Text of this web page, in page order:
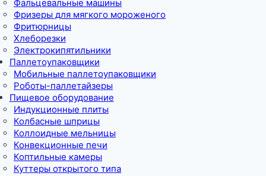
Фальцевальные машины
Фризеры для мягкого мороженого
Фритюрницы
Хлеборезки
Электрокипятильники
Паллетоупаковщики
Мобильные паллетоупаковщики
Роботы-паллетайзеры
Пищевое оборудование
Индукционные плиты
Колбасные шприцы
Коллоидные мельницы
Конвекционные печи
Коптильные камеры
Куттеры открытого типа